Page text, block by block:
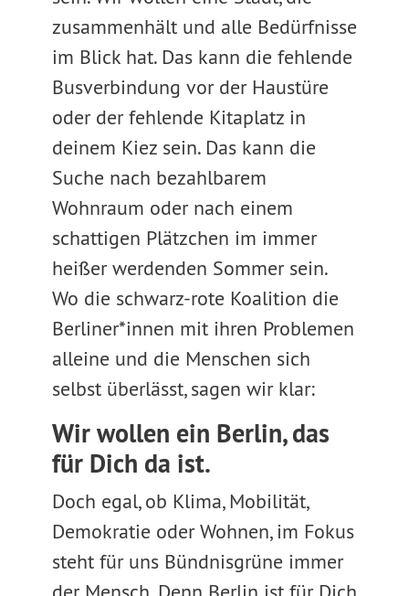
zusammenhält und alle Bedürfnisse
im Blick hat. Das kann die fehlende
Busverbindung vor der Haustüre
oder der fehlende Kitaplatz in
deinem Kiez sein. Das kann die
Suche nach bezahlbarem
Wohnraum oder nach einem
schattigen Plätzchen im immer
heißer werdenden Sommer sein.
Wo die schwarz-rote Koalition die
Berliner*innen mit ihren Problemen
alleine und die Menschen sich
selbst überlässt, sagen wir klar:
Wir wollen ein Berlin, das
für Dich da ist.
Doch egal, ob Klima, Mobilität,
Demokratie oder Wohnen, im Fokus
steht für uns Bündnisgrüne immer